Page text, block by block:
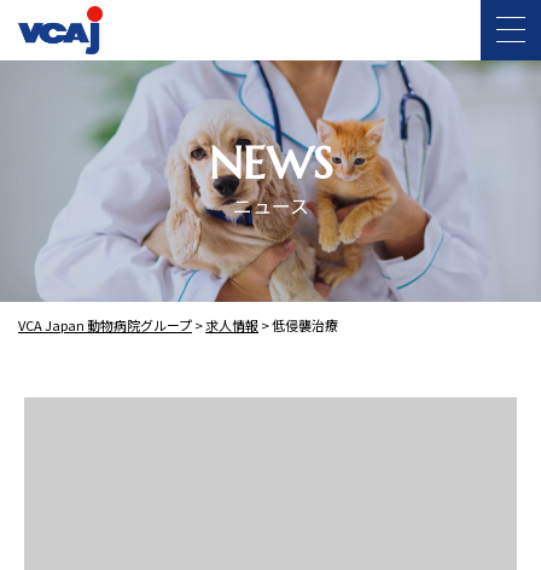
NEWS
ニュース
VCA Japan 動物病院グループ>求人情報>低侵襲治療